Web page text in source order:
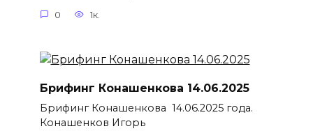
0 1к.
Брифинг Конашенкова 14.06.2025
Брифинг Конашенкова 14.06.2025 года.
Конашенков Игорь